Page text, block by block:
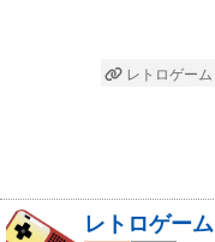
レトロゲーム
レトロゲーム